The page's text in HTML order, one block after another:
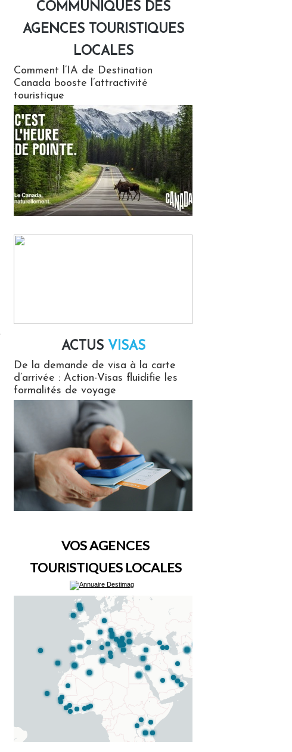
COMMUNIQUÉS DES
AGENCES TOURISTIQUES
LOCALES
Comment l’IA de Destination
Canada booste l’attractivité
touristique
ACTUS VISAS
De la demande de visa à la carte
d’arrivée : Action-Visas fluidifie les
formalités de voyage
VOS AGENCES
TOURISTIQUES LOCALES